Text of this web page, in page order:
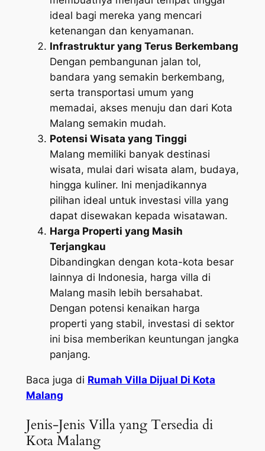
ideal bagi mereka yang mencari
ketenangan dan kenyamanan.
Infrastruktur yang Terus Berkembang
Dengan pembangunan jalan tol,
bandara yang semakin berkembang,
serta transportasi umum yang
memadai, akses menuju dan dari Kota
Malang semakin mudah.
Potensi Wisata yang Tinggi
Malang memiliki banyak destinasi
wisata, mulai dari wisata alam, budaya,
hingga kuliner. Ini menjadikannya
pilihan ideal untuk investasi villa yang
dapat disewakan kepada wisatawan.
Harga Properti yang Masih
Terjangkau
Dibandingkan dengan kota-kota besar
lainnya di Indonesia, harga villa di
Malang masih lebih bersahabat.
Dengan potensi kenaikan harga
properti yang stabil, investasi di sektor
ini bisa memberikan keuntungan jangka
panjang.
Baca juga di Rumah Villa Dijual Di Kota
Malang
Jenis-Jenis Villa yang Tersedia di
Kota Malang